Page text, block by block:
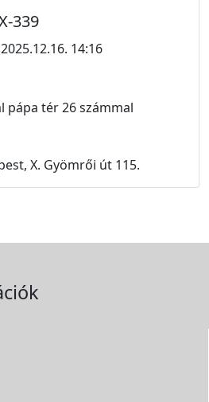
339
2025.12.16. 14:16
pápa tér 26 számmal
X. Gyömrői út 115.